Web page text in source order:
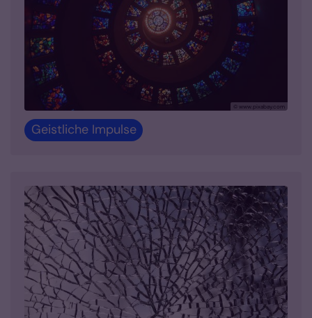
© www.pixabay.com
Geistliche Impulse